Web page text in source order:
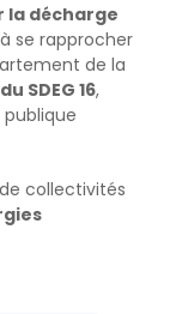
la décharge
se rapprocher
de la
SDEG 16,
collectivités